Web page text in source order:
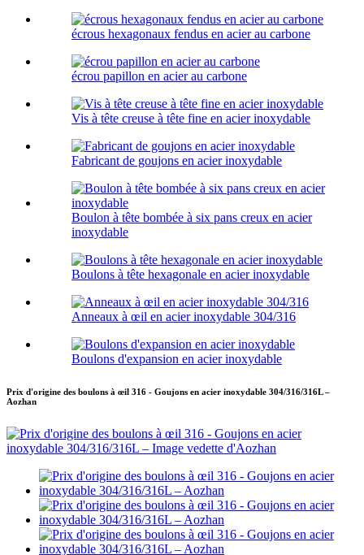
écrous hexagonaux fendus en acier au carbone
écrou papillon en acier au carbone
Vis à tête creuse à tête fine en acier inoxydable
Fabricant de goujons en acier inoxydable
Boulon à tête bombée à six pans creux en acier
inoxydable
Boulons à tête hexagonale en acier inoxydable
Anneaux à œil en acier inoxydable 304/316
Boulons d'expansion en acier inoxydable
Prix d'origine des boulons à œil 316 - Goujons en acier inoxydable 304/316/316L –
Aozhan